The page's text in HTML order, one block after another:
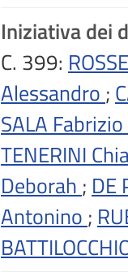
Iniziativa dei
C. 399:
Alessandro ;
SALA Fabrizio
TENERINI
Deborah ; DE
Antonino ;